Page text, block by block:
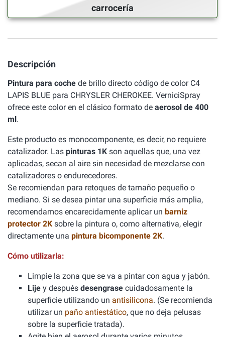
carrocería
Descripción
Pintura para coche de brillo directo código de color C4
LAPIS BLUE para CHRYSLER CHEROKEE. VerniciSpray
ofrece este color en el clásico formato de aerosol de 400
ml.
Este producto es monocomponente, es decir, no requiere
catalizador. Las pinturas 1K son aquellas que, una vez
aplicadas, secan al aire sin necesidad de mezclarse con
catalizadores o endurecedores.
Se recomiendan para retoques de tamaño pequeño o
mediano. Si se desea pintar una superficie más amplia,
recomendamos encarecidamente aplicar un barniz
protector 2K sobre la pintura o, como alternativa, elegir
directamente una pintura bicomponente 2K.
Cómo utilizarla:
Limpie la zona que se va a pintar con agua y jabón.
Lije y después desengrase cuidadosamente la
superficie utilizando un antisilicona. (Se recomienda
utilizar un paño antiestático, que no deja pelusas
sobre la superficie tratada).